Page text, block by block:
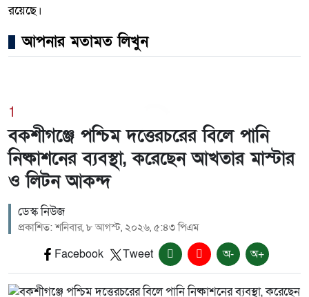
রয়েছে।
আপনার মতামত লিখুন
1
বকশীগঞ্জে পশ্চিম দত্তেরচরের বিলে পানি
নিষ্কাশনের ব্যবস্থা, করেছেন আখতার মাস্টার
ও লিটন আকন্দ
ডেস্ক নিউজ
প্রকাশিত: শনিবার, ৮ আগস্ট, ২০২৬, ৫:৪৩ পিএম
Facebook Tweet অ- অ+